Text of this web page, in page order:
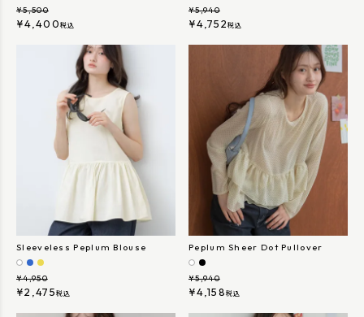
¥5,500
¥4,400 税込
¥5,940
¥4,752 税込
Sleeveless Peplum Blouse
¥4,950
¥2,475 税込
Peplum Sheer Dot Pullover
¥5,940
¥4,158 税込